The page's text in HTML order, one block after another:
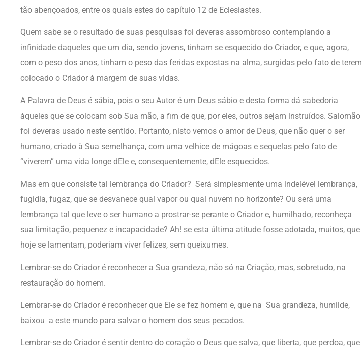
tão abençoados, entre os quais estes do capítulo 12 de Eclesiastes.
Quem sabe se o resultado de suas pesquisas foi deveras assombroso contemplando a
infinidade daqueles que um dia, sendo jovens, tinham se esquecido do Criador, e que, agora,
com o peso dos anos, tinham o peso das feridas expostas na alma, surgidas pelo fato de terem
colocado o Criador à margem de suas vidas.
A Palavra de Deus é sábia, pois o seu Autor é um Deus sábio e desta forma dá sabedoria
àqueles que se colocam sob Sua mão, a fim de que, por eles, outros sejam instruídos. Salomão
foi deveras usado neste sentido. Portanto, nisto vemos o amor de Deus, que não quer o ser
humano, criado à Sua semelhança, com uma velhice de mágoas e sequelas pelo fato de
“viverem” uma vida longe dEle e, consequentemente, dEle esquecidos.
Mas em que consiste tal lembrança do Criador? Será simplesmente uma indelével lembrança,
fugidia, fugaz, que se desvanece qual vapor ou qual nuvem no horizonte? Ou será uma
lembrança tal que leve o ser humano a prostrar-se perante o Criador e, humilhado, reconheça
sua limitação, pequenez e incapacidade? Ah! se esta última atitude fosse adotada, muitos, que
hoje se lamentam, poderiam viver felizes, sem queixumes.
Lembrar-se do Criador é reconhecer a Sua grandeza, não só na Criação, mas, sobretudo, na
restauração do homem.
Lembrar-se do Criador é reconhecer que Ele se fez homem e, que na Sua grandeza, humilde,
baixou a este mundo para salvar o homem dos seus pecados.
Lembrar-se do Criador é sentir dentro do coração o Deus que salva, que liberta, que perdoa, que